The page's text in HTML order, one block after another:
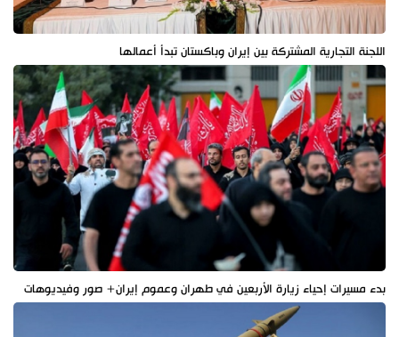
اللجنة التجارية المشتركة بين إيران وباكستان تبدأ أعمالها
بدء مسيرات إحياء زيارة الأربعين في طهران وعموم إيران+ صور وفيديوهات